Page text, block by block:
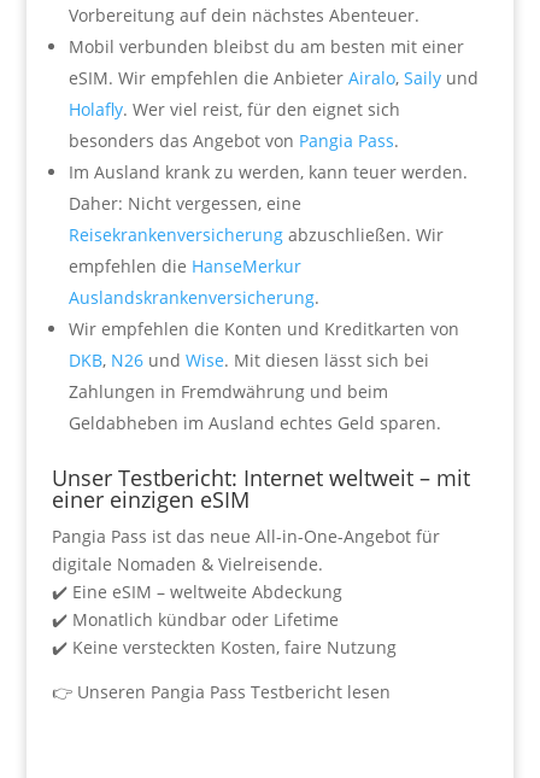
Vorbereitung auf dein nächstes Abenteuer.
Mobil verbunden bleibst du am besten mit einer
eSIM. Wir empfehlen die Anbieter Airalo, Sailyund
Holafly. Wer viel reist, für den eignet sich
besonders das Angebot von Pangia Pass.
Im Ausland krank zu werden, kann teuer werden.
Daher: Nicht vergessen, eine
Reisekrankenversicherungabzuschließen. Wir
empfehlen die HanseMerkur
Auslandskrankenversicherung.
Wir empfehlen die Konten und Kreditkarten von
DKB, N26und Wise. Mit diesen lässt sich bei
Zahlungen in Fremdwährung und beim
Geldabheben im Ausland echtes Geld sparen.
Unser Testbericht: Internet weltweit – mit
einer einzigen eSIM
Pangia Pass ist das neue All-in-One-Angebot für
digitale Nomaden & Vielreisende.
✔️ Eine eSIM – weltweite Abdeckung
✔️ Monatlich kündbar oder Lifetime
✔️ Keine versteckten Kosten, faire Nutzung
👉 Unseren Pangia Pass Testbericht lesen